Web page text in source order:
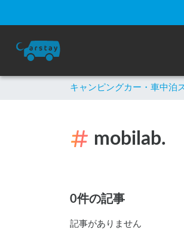
キャンピングカー・車中泊
mobilab.
0件の記事
記事がありません